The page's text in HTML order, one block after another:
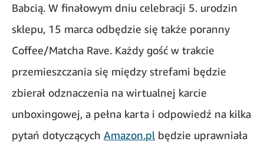
Babcią. W finałowym dniu celebracji 5. urodzin
sklepu, 15 marca odbędzie się także poranny
Coffee/Matcha Rave. Każdy gość w trakcie
przemieszczania się między strefami będzie
zbierał odznaczenia na wirtualnej karcie
unboxingowej, a pełna karta i odpowiedź na kilka
pytań dotyczących Amazon.pl będzie uprawniała